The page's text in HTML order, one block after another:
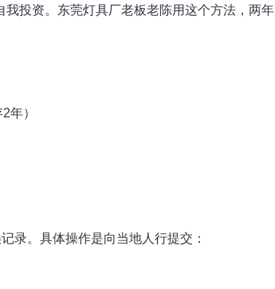
投资。东莞灯具厂老板老陈用这个方法，两年
年）
录。具体操作是向当地人行提交：